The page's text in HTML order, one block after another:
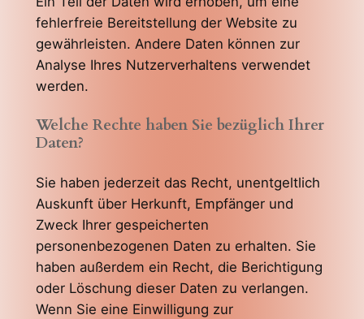
fehlerfreie Bereitstellung der Website zu
gewährleisten. Andere Daten können zur
Analyse Ihres Nutzerverhaltens verwendet
werden.
Welche Rechte haben Sie bezüglich Ihrer
Daten?
Sie haben jederzeit das Recht, unentgeltlich
Auskunft über Herkunft, Empfänger und
Zweck Ihrer gespeicherten
personenbezogenen Daten zu erhalten. Sie
haben außerdem ein Recht, die Berichtigung
oder Löschung dieser Daten zu verlangen.
Wenn Sie eine Einwilligung zur